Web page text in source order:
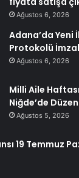
Ağustos 6, 2026
Adana’da Yeni
Protokolü
Ağustos 6, 2026
Milli Aile
Niğde’de
Ağustos 5, 2026
19 Temmuz